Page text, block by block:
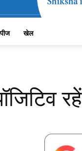
खेल
रहें